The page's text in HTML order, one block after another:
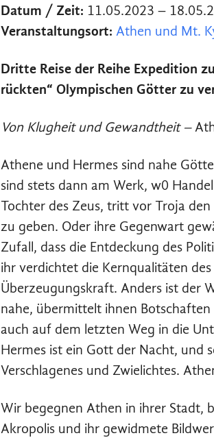
Datum / Zeit: 11.05.2023 –
Veranstaltungsort: Athen und Mt.
Dritte Reise der Reihe Expedition
rückten“ Olympischen Götter zu
Von Klugheit und Gewandtheit –
Athene und Hermes sind nahe
sind stets dann am Werk, w0
Tochter des Zeus, tritt vor Troja
zu geben. Oder ihre Gegenwart
Zufall, dass die Entdeckung des
ihr verdichtet die Kernqualitäten
Überzeugungskraft. Anders ist der
nahe, übermittelt ihnen
auch auf dem letzten Weg in die
Hermes ist ein Gott der Nacht, und
Verschlagenes und Zwielichtes.
Wir begegnen Athen in ihrer Stadt,
Akropolis und ihr gewidmete